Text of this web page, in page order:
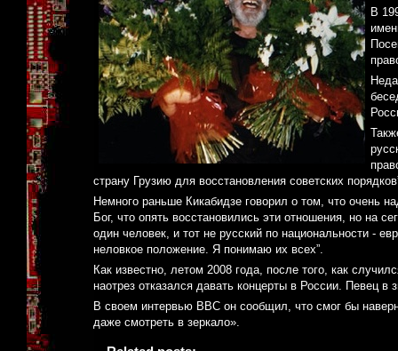
В
страну Грузию для восстановления советских
Немного раньше Кикабидзе говорил о том, что очень
Бог, что опять восстановились эти отношения, но на
один человек, и тот не русский по национальности -
неловкое положение. Я понимаю их всех”.
Как известно, летом 2008 года, после того, как
наотрез отказался давать концерты в России. Певец
В своем интервью BBC он сообщил, что смог бы
даже смотреть в зеркало».